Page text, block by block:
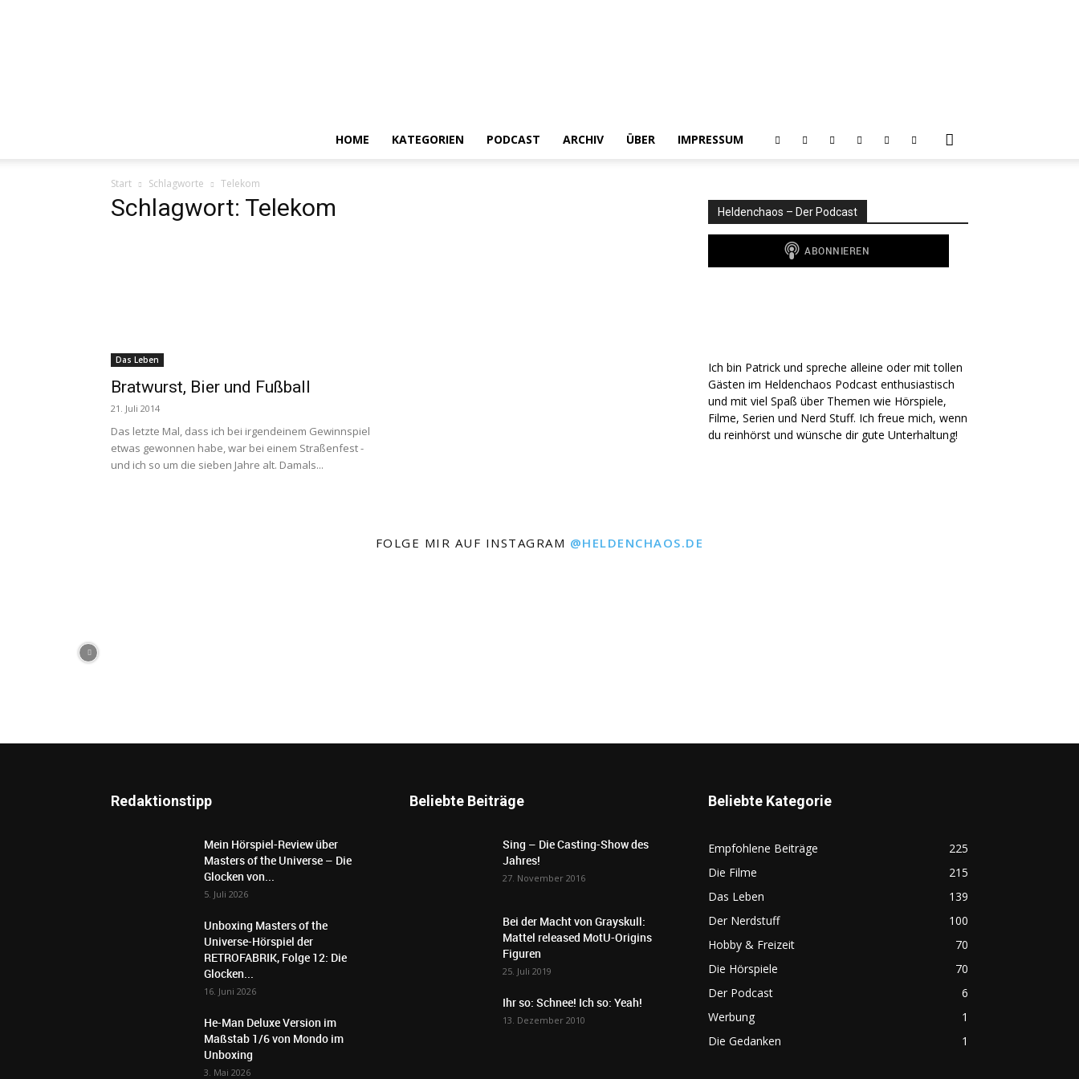
HOME KATEGORIEN PODCAST ARCHIV ÜBER IMPRESSUM
Start Schlagworte Telekom
Schlagwort: Telekom
Das Leben
Bratwurst, Bier und Fußball
21. Juli 2014
Das letzte Mal, dass ich bei irgendeinem Gewinnspiel
etwas gewonnen habe, war bei einem Straßenfest -
und ich so um die sieben Jahre alt. Damals...
Heldenchaos – Der Podcast
Ich bin Patrick und spreche alleine oder mit tollen
Gästen im Heldenchaos Podcast enthusiastisch
und mit viel Spaß über Themen wie Hörspiele,
Filme, Serien und Nerd Stuff. Ich freue mich, wenn
du reinhörst und wünsche dir gute Unterhaltung!
FOLGE MIR AUF INSTAGRAM @HELDENCHAOS.DE
Redaktionstipp
Mein Hörspiel-Review über
Masters of the Universe – Die
Glocken von...
5. Juli 2026
Unboxing Masters of the
Universe-Hörspiel der
RETROFABRIK, Folge 12: Die
Glocken...
16. Juni 2026
He-Man Deluxe Version im
Maßstab 1/6 von Mondo im
Unboxing
3. Mai 2026
Beliebte Beiträge
Sing – Die Casting-Show des
Jahres!
27. November 2016
Bei der Macht von Grayskull:
Mattel released MotU-Origins
Figuren
25. Juli 2019
Ihr so: Schnee! Ich so: Yeah!
13. Dezember 2010
Beliebte Kategorie
Empfohlene Beiträge
225
Die Filme
215
Das Leben
139
Der Nerdstuff
100
Hobby & Freizeit
70
Die Hörspiele
70
Der Podcast
6
Werbung
1
Die Gedanken
1